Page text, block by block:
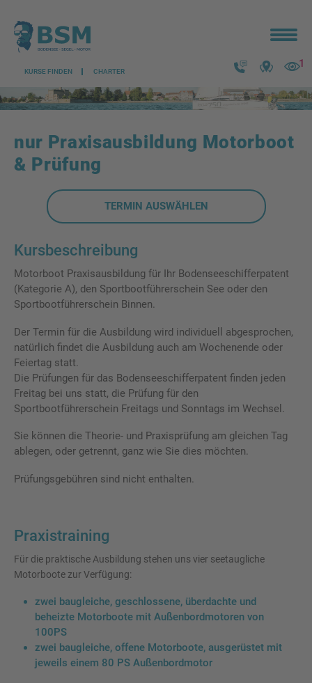
KURSE FINDEN CHARTER
1
nur Praxisausbildung Motorboot
& Prüfung
TERMIN AUSWÄHLEN
Kursbeschreibung
Motorboot Praxisausbildung für Ihr Bodenseeschifferpatent
(Kategorie A), den Sportbootführerschein See oder den
Sportbootführerschein Binnen.
Der Termin für die Ausbildung wird individuell abgesprochen,
natürlich findet die Ausbildung auch am Wochenende oder
Feiertag statt.
Die Prüfungen für das Bodenseeschifferpatent finden jeden
Freitag bei uns statt, die Prüfung für den
Sportbootführerschein Freitags und Sonntags im Wechsel.
Sie können die Theorie- und Praxisprüfung am gleichen Tag
ablegen, oder getrennt, ganz wie Sie dies möchten.
Prüfungsgebühren sind nicht enthalten.
Praxistraining
Für die praktische Ausbildung stehen uns vier seetaugliche
Motorboote zur Verfügung:
zwei baugleiche, geschlossene, überdachte und
beheizte Motorboote mit Außenbordmotoren von
100PS
zwei baugleiche, offene Motorboote, ausgerüstet mit
jeweils einem 80 PS Außenbordmotor